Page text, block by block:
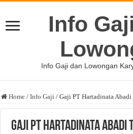
Info
Info Gaji dan Lowongan
Home / Info Gaji / Gaji PT Hartadinata
Gaji PT Hartadinata Abadi